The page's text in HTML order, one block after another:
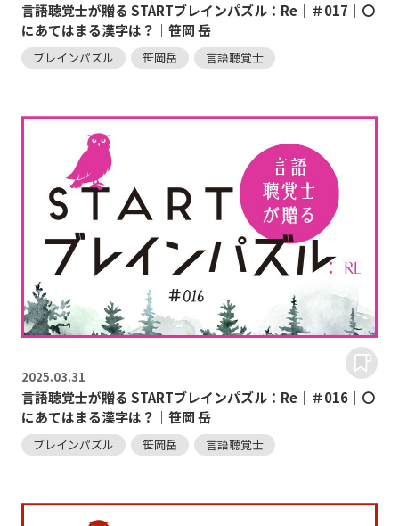
言語聴覚士が贈る STARTブレインパズル：Re｜＃017｜〇
にあてはまる漢字は？｜笹岡 岳
ブレインパズル 笹岡岳 言語聴覚士
2025.03.31
言語聴覚士が贈る STARTブレインパズル：Re｜＃016｜〇
にあてはまる漢字は？｜笹岡 岳
ブレインパズル 笹岡岳 言語聴覚士